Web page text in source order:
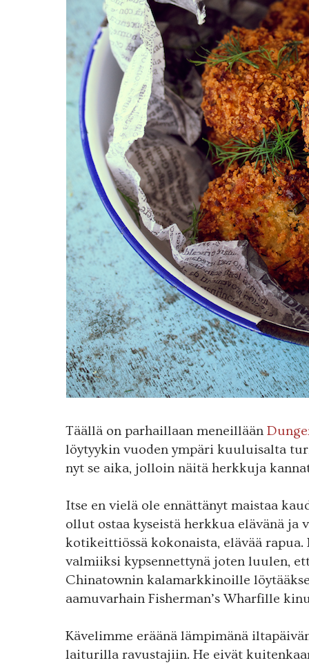
Täällä on parhaillaan meneillään
löytyykin vuoden ympäri kuuluisalta
nyt se aika, jolloin näitä herkkuja
Itse en vielä ole ennättänyt maistaa
ollut ostaa kyseistä herkkua elävänä ja
kotikeittiössä kokonaista, elävää rapua.
valmiiksi kypsennettynä joten luulen,
Chinatownin kalamarkkinoille
aamuvarhain Fisherman’s Wharfille
Kävelimme eräänä lämpimänä
laiturilla ravustajiin. He eivät